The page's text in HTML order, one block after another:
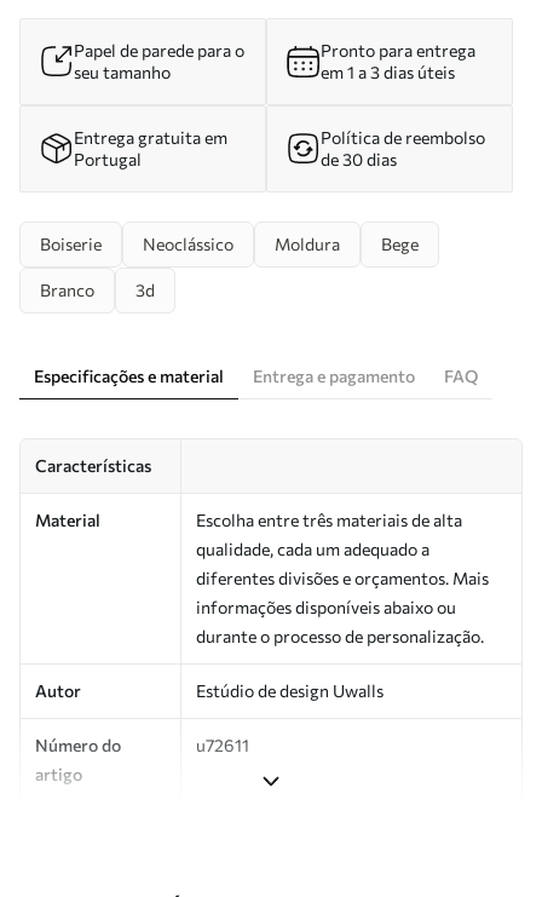
Papel de parede para o
seu tamanho
Pronto para entrega
em 1 a 3 dias úteis
Entrega gratuita em
Portugal
Política de reembolso
de 30 dias
Boiserie Neoclássico Moldura Bege
Branco 3d
Especificações e material Entrega e pagamento FAQ
Características
Material
Escolha entre três materiais de alta
qualidade, cada um adequado a
diferentes divisões e orçamentos. Mais
informações disponíveis abaixo ou
durante o processo de personalização.
Autor Estúdio de design Uwalls
Número do
artigo
u72611